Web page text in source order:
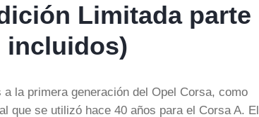
Limitada parte
incluidos)
la primera generación del Opel Corsa, como
que se utilizó hace 40 años para el Corsa A. El